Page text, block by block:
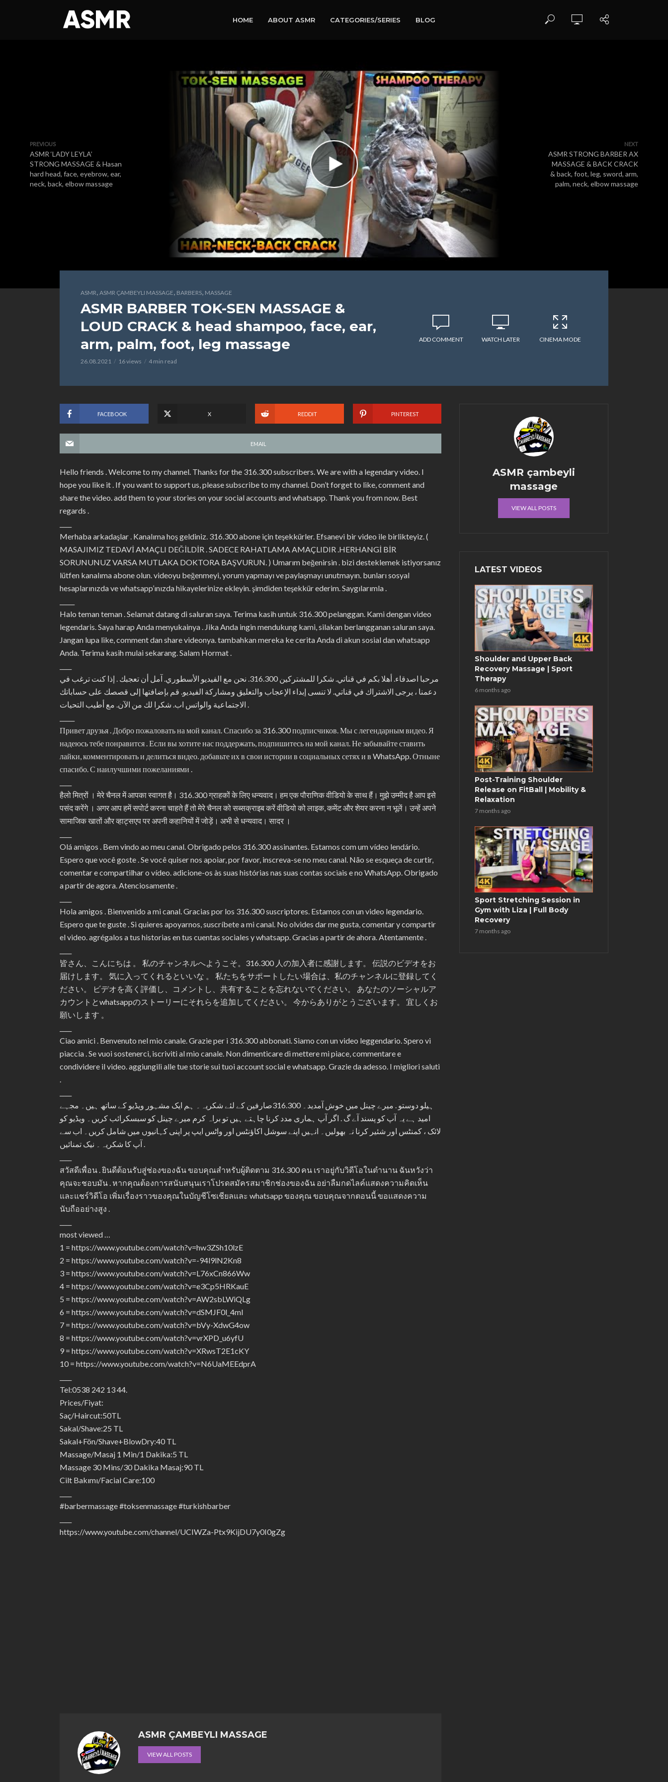
HOME ABOUT ASMR CATEGORIES/SERIES BLOG
PREVIOUS
ASMR ‘LADY LEYLA’
STRONG MASSAGE & Hasan
hard head, face, eyebrow, ear,
neck, back, elbow massage
NEXT
ASMR STRONG BARBER AX
MASSAGE & BACK CRACK
& back, foot, leg, sword, arm,
palm, neck, elbow massage
ASMR, ASMR ÇAMBEYLI MASSAGE, BARBERS, MASSAGE
ASMR BARBER TOK-SEN MASSAGE &
LOUD CRACK & head shampoo, face, ear,
arm, palm, foot, leg massage
26.08.2021 16 views 4 min read
ADD COMMENT WATCH LATER CINEMA MODE
FACEBOOK X REDDIT PINTEREST
EMAIL
Hello friends . Welcome to my channel. Thanks for the 316.300 subscribers. We are with a legendary video. I
hope you like it . If you want to support us, please subscribe to my channel. Don’t forget to like, comment and
share the video. add them to your stories on your social accounts and whatsapp. Thank you from now. Best
regards .
Merhaba arkadaşlar . Kanalıma hoş geldiniz. 316.300 abone için teşekkürler. Efsanevi bir video ile birlikteyiz. (
MASAJIMIZ TEDAVİ AMAÇLI DEĞİLDİR . SADECE RAHATLAMA AMAÇLIDIR .HERHANGİ BİR
SORUNUNUZ VARSA MUTLAKA DOKTORA BAŞVURUN. ) Umarım beğenirsin . bizi desteklemek istiyorsanız
lütfen kanalıma abone olun. videoyu beğenmeyi, yorum yapmayı ve paylaşmayı unutmayın. bunları sosyal
hesaplarınızda ve whatsapp’ınızda hikayelerinize ekleyin. şimdiden teşekkür ederim. Saygılarımla .
Halo teman teman . Selamat datang di saluran saya. Terima kasih untuk 316.300 pelanggan. Kami dengan video
legendaris. Saya harap Anda menyukainya . Jika Anda ingin mendukung kami, silakan berlangganan saluran saya.
Jangan lupa like, comment dan share videonya. tambahkan mereka ke cerita Anda di akun sosial dan whatsapp
Anda. Terima kasih mulai sekarang. Salam Hormat .
مرحبا اصدقاء. أهلا بكم في قناتي. شكرا للمشتركين 316.300. نحن مع الفيديو الأسطوري. آمل أن تعجبك . إذا كنت ترغب في
دعمنا ، يرجى الاشتراك في قناتي. لا تنسى إبداء الإعجاب والتعليق ومشاركة الفيديو. قم بإضافتها إلى قصصك على حساباتك
الاجتماعية والواتس اب. شكرا لك من الآن. مع أطيب التحيات .
Привет друзья . Добро пожаловать на мой канал. Спасибо за 316.300 подписчиков. Мы с легендарным видео. Я
надеюсь тебе понравится . Если вы хотите нас поддержать, подпишитесь на мой канал. Не забывайте ставить
лайки, комментировать и делиться видео. добавьте их в свои истории в социальных сетях и в WhatsApp. Отныне
спасибо. С наилучшими пожеланиями .
हैलो मित्रों । मेरे चैनल में आपका स्वागत है। 316.300 ग्राहकों के लिए धन्यवाद। हम एक पौराणिक वीडियो के साथ हैं। मुझे उम्मीद है आप इसे
पसंद करेंगे । अगर आप हमें सपोर्ट करना चाहते हैं तो मेरे चैनल को सब्सक्राइब करें वीडियो को लाइक, कमेंट और शेयर करना न भूलें। उन्हें अपने
सामाजिक खातों और व्हाट्सएप पर अपनी कहानियों में जोड़ें। अभी से धन्यवाद। सादर ।
Olá amigos . Bem vindo ao meu canal. Obrigado pelos 316.300 assinantes. Estamos com um vídeo lendário.
Espero que você goste . Se você quiser nos apoiar, por favor, inscreva-se no meu canal. Não se esqueça de curtir,
comentar e compartilhar o vídeo. adicione-os às suas histórias nas suas contas sociais e no WhatsApp. Obrigado
a partir de agora. Atenciosamente .
Hola amigos . Bienvenido a mi canal. Gracias por los 316.300 suscriptores. Estamos con un video legendario.
Espero que te guste . Si quieres apoyarnos, suscríbete a mi canal. No olvides dar me gusta, comentar y compartir
el video. agrégalos a tus historias en tus cuentas sociales y whatsapp. Gracias a partir de ahora. Atentamente .
皆さん、こんにちは 。 私のチャンネルへようこそ。316.300 人の加入者に感謝します。 伝説のビデオをお
届けします。 気に入ってくれるといいな 。 私たちをサポートしたい場合は、私のチャンネルに登録してく
ださい。 ビデオを高く評価し、コメントし、共有することを忘れないでください。 あなたのソーシャルア
カウントとwhatsappのストーリーにそれらを追加してください。 今からありがとうございます。 宜しくお
願いします 。
Ciao amici . Benvenuto nel mio canale. Grazie per i 316.300 abbonati. Siamo con un video leggendario. Spero vi
piaccia . Se vuoi sostenerci, iscriviti al mio canale. Non dimenticare di mettere mi piace, commentare e
condividere il video. aggiungili alle tue storie sui tuoi account social e whatsapp. Grazie da adesso. I migliori saluti
.
ہیلو دوستو . میرے چینل میں خوش آمدید۔ 316.300صارفین کے لئے شکریہ۔ ہم ایک مشہور ویڈیو کے ساتھ ہیں۔ مجہے
امید ہے یہ آپ کو پسند آے گ . اگر آپ ہماری مدد کرنا چاہتے ہیں تو براہ کرم میرے چینل کو سبسکرائب کریں۔ ویڈیو کو
لائک ، کمنٹس اور شئیر کرنا نہ بھولیں۔ انہیں اپنے سوشل اکاؤنٹس اور واٹس ایپ پر اپنی کہانیوں میں شامل کریں۔ اب سے
آپ کا شکریہ۔ نیک تمنائیں .
สวัสดีเพื่อน . ยินดีต้อนรับสู่ช่องของฉัน ขอบคุณสำหรับผู้ติดตาม 316.300 คน เราอยู่กับวิดีโอในตำนาน ฉันหวังว่า
คุณจะชอบมัน . หากคุณต้องการสนับสนุนเราโปรดสมัครสมาชิกช่องของฉัน อย่าลืมกดไลค์แสดงความคิดเห็น
และแชร์วิดีโอ เพิ่มเรื่องราวของคุณในบัญชีโซเชียลและ whatsapp ของคุณ ขอบคุณจากตอนนี้ ขอแสดงความ
นับถืออย่างสูง .
most viewed …
1 = https://www.youtube.com/watch?v=hw3ZSh10lzE
2 = https://www.youtube.com/watch?v=-94l9lN2Kn8
3 = https://www.youtube.com/watch?v=L76xCn866Ww
4 = https://www.youtube.com/watch?v=e3Cp5HRKauE
5 = https://www.youtube.com/watch?v=AW2sbLWiQLg
6 = https://www.youtube.com/watch?v=dSMJF0l_4mI
7 = https://www.youtube.com/watch?v=bVy-XdwG4ow
8 = https://www.youtube.com/watch?v=vrXPD_u6yfU
9 = https://www.youtube.com/watch?v=XRwsT2E1cKY
10 = https://www.youtube.com/watch?v=N6UaMEEdprA
Tel:0538 242 13 44.
Prices/Fiyat:
Saç/Haircut:50TL
Sakal/Shave:25 TL
Sakal+Fön/Shave+BlowDry:40 TL
Massage/Masaj 1 Min/1 Dakika:5 TL
Massage 30 Mins/30 Dakika Masaj:90 TL
Cilt Bakımı/Facial Care:100
#barbermassage #toksenmassage #turkishbarber
https://www.youtube.com/channel/UCIWZa-Ptx9KijDU7y0I0gZg
ASMR ÇAMBEYLI MASSAGE
VIEW ALL POSTS
ASMR çambeyli
massage
VIEW ALL POSTS
LATEST VIDEOS
Shoulder and Upper Back
Recovery Massage | Sport
Therapy
6 months ago
Post-Training Shoulder
Release on FitBall | Mobility &
Relaxation
7 months ago
Sport Stretching Session in
Gym with Liza | Full Body
Recovery
7 months ago